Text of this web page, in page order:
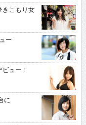
こもり女
ー
ュー！
に